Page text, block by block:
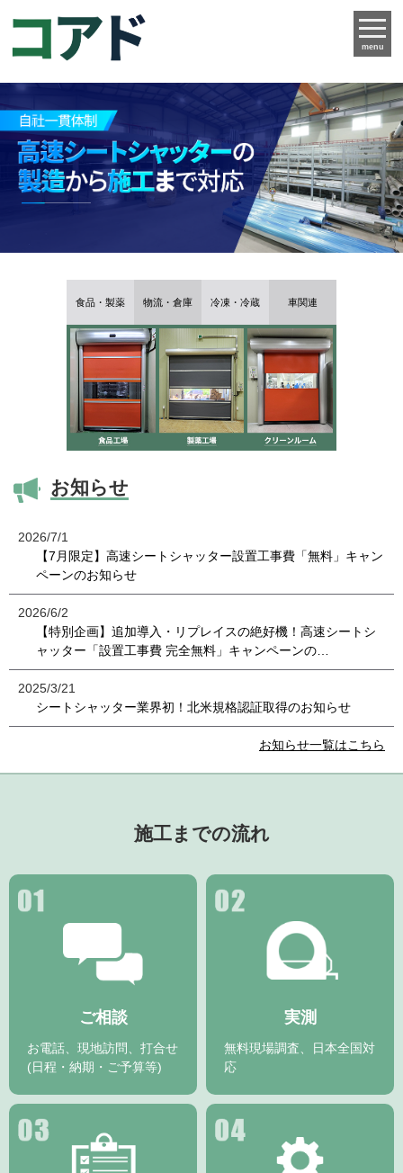
menu
食品・製薬 物流・倉庫 冷凍・冷蔵 車関連
お知らせ
2026/7/1
【7月限定】高速シートシャッター設置工事費「無料」キャン
ペーンのお知らせ
2026/6/2
【特別企画】追加導入・リプレイスの絶好機！高速シートシ
ャッター「設置工事費 完全無料」キャンペーンの…
2025/3/21
シートシャッター業界初！北米規格認証取得のお知らせ
お知らせ一覧はこちら
施工までの流れ
ご相談
お電話、現地訪問、打合せ
(日程・納期・ご予算等)
実測
無料現場調査、日本全国対
応